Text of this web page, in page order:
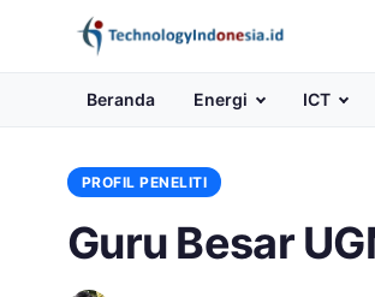
Beranda Energi ICT
PROFIL PENELITI
Guru Besar